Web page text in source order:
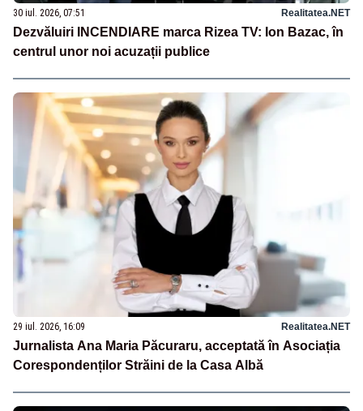
30 iul. 2026, 07:51 Realitatea.NET
Dezvăluiri INCENDIARE marca Rizea TV: Ion Bazac, în
centrul unor noi acuzații publice
29 iul. 2026, 16:09 Realitatea.NET
Jurnalista Ana Maria Păcuraru, acceptată în Asociația
Corespondenților Străini de la Casa Albă